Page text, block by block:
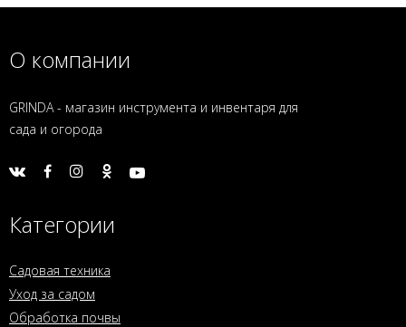
О компании
GRINDA - магазин инструмента и инвентаря для
сада и огорода
Категории
Садовая техника
Уход за садом
Обработка почвы